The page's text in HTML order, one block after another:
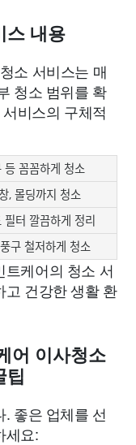
스 내용
소 서비스는 매
청소 범위를 확
비스의 구체적
등 꼼꼼하게 청소
, 몰딩까지 청소
필터 깔끔하게 정리
구 철저하게 청소
케어의 청소 서
고 건강한 생활 환
어 이사청소
팁
좋은 업체를 선
세요: